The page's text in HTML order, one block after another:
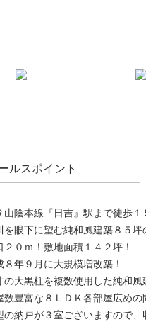
ルスポイント
山陰本線『日吉』駅まで徒歩１
を眼下に望む純和風建築８５坪
２０ｍ！敷地面積１４２坪！
８年９月に大規模増改築！
の大黒柱を複数使用した純和
数豊富な８ＬＤＫ各部屋広め
の納戸が３室ございますので